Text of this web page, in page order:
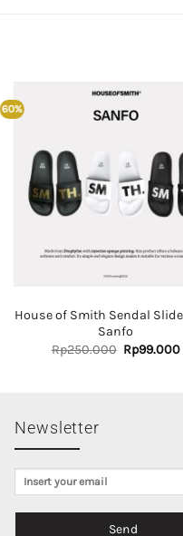
60%
House of Smith Sendal Slide
Sanfo
Rp250.000 Original
price
Rp99.000
Newsletter